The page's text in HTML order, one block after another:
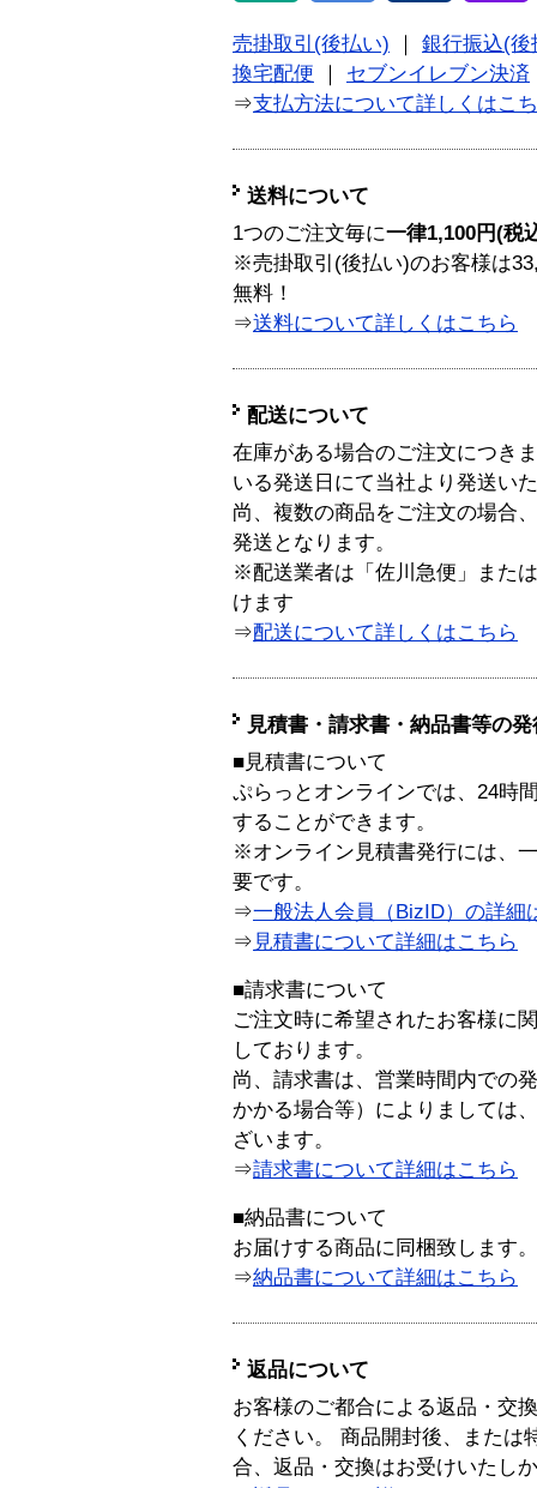
売掛取引(後払い)
銀行振込(後
換宅配便
セブンイレブン決済
⇒支払方法について詳しくはこ
送料について
1つのご注文毎に一律1,100円(税
※売掛取引(後払い)のお客様は
無料！
⇒送料について詳しくはこちら
配送について
在庫がある場合のご注文につき
いる発送日にて当社より発送い
尚、複数の商品をご注文の場合
発送となります。
※配送業者は「佐川急便」また
けます
⇒配送について詳しくはこちら
見積書・請求書・納品書等の
■見積書について
ぷらっとオンラインでは、24時
することができます。
※オンライン見積書発行には、
要です。
⇒一般法人会員（BizID）の詳細
⇒ 見積書について詳細はこちら
■請求書について
ご注文時に希望されたお客様に
しております。
尚、請求書は、営業時間内での
かかる場合等）によりましては
ざいます。
⇒請求書について詳細はこちら
■納品書について
お届けする商品に同梱致します。
⇒納品書について詳細はこちら
返品について
お客様のご都合による返品・交
ください。 商品開封後、または
合、返品・交換はお受けいたし